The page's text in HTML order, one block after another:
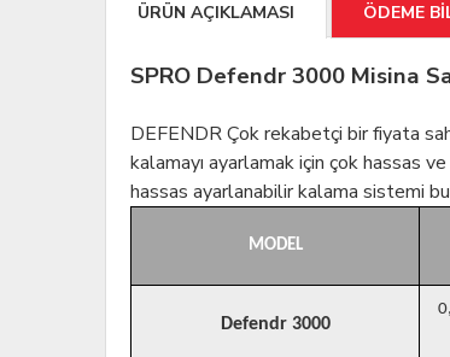
ÜRÜN AÇIKLAMASI ÖDEME
SPRO Defendr 3000 Misina
DEFENDR Çok rekabetçi bir fiyata
kalamayı ayarlamak için çok hassas
hassas ayarlanabilir kalama sistemi
MODEL
Defendr 3000